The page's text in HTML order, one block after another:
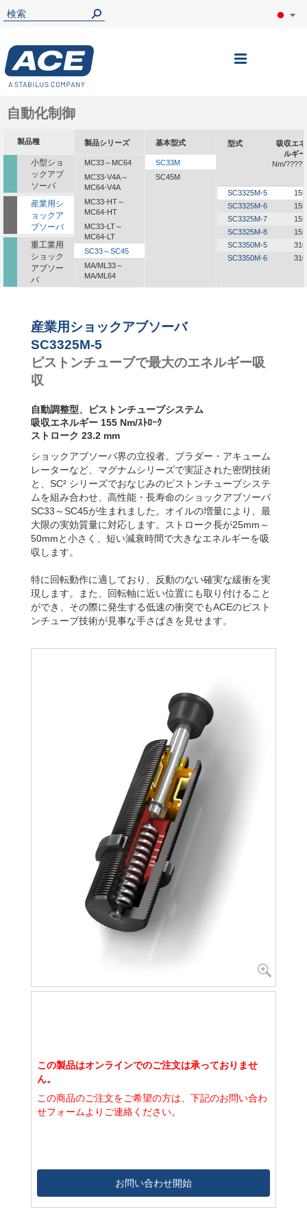
ナ
自動化制御
製品種
小型ショ
ックアブ
ソーバ
産業用シ
ョックア
ブソーバ
重工業用
ショック
アブソー
バ
製品シリーズ
MC33～MC64
MC33-V4A～
MC64-V4A
MC33-HT～
MC64-HT
MC33-LT～
MC64-LT
SC33～SC45
MA/ML33～
MA/ML64
基本型式
SC33M
SC45M
型式
吸収エネ
ルギー
Nm/?????
SC3325M-5
155
SC3325M-6
155
SC3325M-7
155
SC3325M-8
155
SC3350M-5
310
SC3350M-6
310
産業用ショックアブソーバ
SC3325M-5
ピストンチューブで最大のエネルギー吸
収
自動調整型、ピストンチューブシステム
吸収エネルギー 155 Nm/ｽﾄﾛｰｸ
ストローク 23.2 mm
ショックアブソーバ界の立役者。ブラダー・アキューム
レーターなど、マグナムシリーズで実証された密閉技術
と、SC² シリーズでおなじみのピストンチューブシステ
ムを組み合わせ、高性能・長寿命のショックアブソーバ
SC33～SC45が生まれました。オイルの増量により、最
大限の実効質量に対応します。ストローク長が25mm～
50mmと小さく、短い減衰時間で大きなエネルギーを吸
収します。
特に回転動作に適しており、反動のない確実な緩衝を実
現します。また、回転軸に近い位置にも取り付けること
ができ、その際に発生する低速の衝突でもACEのピスト
ンチューブ技術が見事な手さばきを見せます。
この製品はオンラインでのご注文は承っておりませ
ん。
この商品のご注文をご希望の方は、下記のお問い合わ
せフォームよりご連絡ください。
お問い合わせ開始